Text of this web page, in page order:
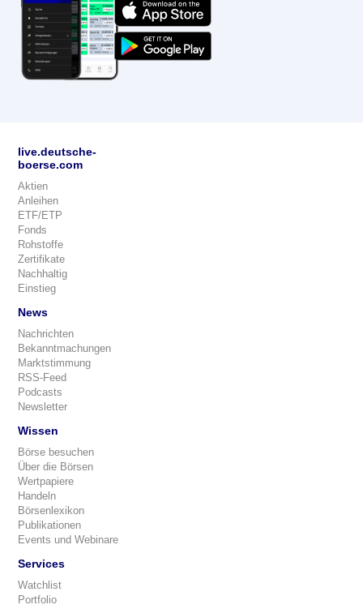
live.deutsche-
boerse.com
Aktien
Anleihen
ETF/ETP
Fonds
Rohstoffe
Zertifikate
Nachhaltig
Einstieg
News
Nachrichten
Bekanntmachungen
Marktstimmung
RSS-Feed
Podcasts
Newsletter
Wissen
Börse besuchen
Über die Börsen
Wertpapiere
Handeln
Börsenlexikon
Publikationen
Events und Webinare
Services
Watchlist
Portfolio